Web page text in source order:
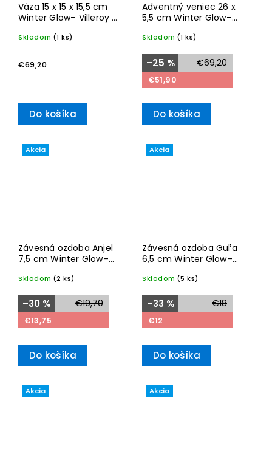
Váza 15 x 15 x 15,5 cm
Winter Glow– Villeroy &
Skladom (1 ks)
€69,20
Do košíka
Adventný veniec 26 x
5,5 cm Winter Glow–
Skladom (1 ks)
€69,20
–25 %
€51,90
Do košíka
Akcia
Závesná ozdoba Anjel
7,5 cm Winter Glow–
Skladom (2 ks)
€19,70
–30 %
€13,75
Do košíka
Akcia
Závesná ozdoba Guľa
6,5 cm Winter Glow–
Skladom (5 ks)
€18
–33 %
€12
Do košíka
Akcia Akcia